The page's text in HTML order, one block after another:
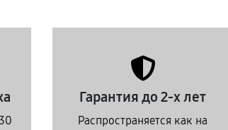
Гарантия до 2-х лет
Распространяется как на